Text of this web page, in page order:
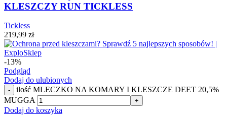
KLESZCZY RUN TICKLESS
Tickless
219,99 zł
-13%
Podgląd
Dodaj do ulubionych
-
ilość MLECZKO NA KOMARY I KLESZCZE DEET 20,5%
MUGGA
+
Dodaj do koszyka